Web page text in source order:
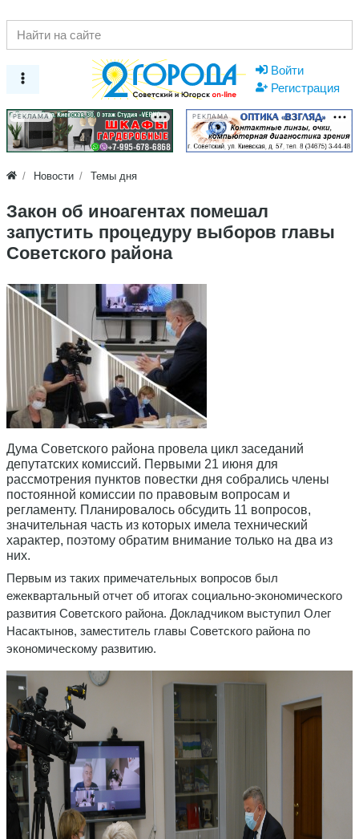
Войти
Регистрация
РЕКЛАМА РЕКЛАМА
Новости Темы дня
Закон об иноагентах помешал
запустить процедуру выборов главы
Советского района
Дума Советского района провела цикл заседаний
депутатских комиссий. Первыми 21 июня для
рассмотрения пунктов повестки дня собрались члены
постоянной комиссии по правовым вопросам и
регламенту. Планировалось обсудить 11 вопросов,
значительная часть из которых имела технический
характер, поэтому обратим внимание только на два из
них.
Первым из таких примечательных вопросов был
ежеквартальный отчет об итогах социально-экономического
развития Советского района. Докладчиком выступил Олег
Насактынов, заместитель главы Советского района по
экономическому развитию.